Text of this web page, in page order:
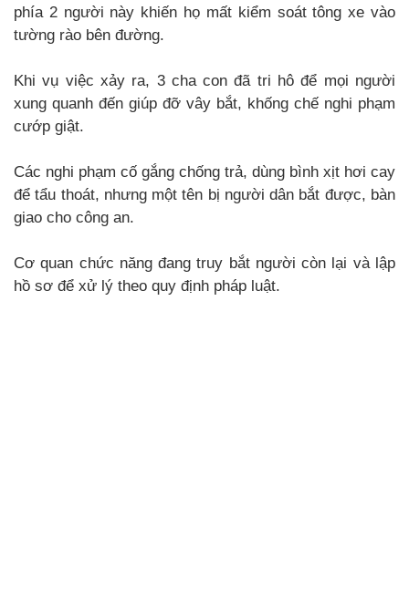
phía 2 người này khiến họ mất kiểm soát tông xe vào
tường rào bên đường.
Khi vụ việc xảy ra, 3 cha con đã tri hô để mọi người
xung quanh đến giúp đỡ vây bắt, khống chế nghi phạm
cướp giật.
Các nghi phạm cố gắng chống trả, dùng bình xịt hơi cay
để tẩu thoát, nhưng một tên bị người dân bắt được, bàn
giao cho công an.
Cơ quan chức năng đang truy bắt người còn lại và lập
hồ sơ để xử lý theo quy định pháp luật.